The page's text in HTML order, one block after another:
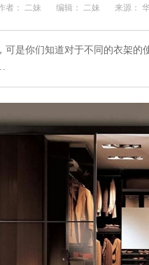
者： 二妹 编辑： 二妹 来源：
可是你们知道对于不同的衣架